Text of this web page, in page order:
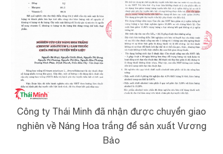
Công ty Thái Minh đã nhận được chuyển giao
nghiên về Náng Hoa trắng để sản xuất Vương
Bảo